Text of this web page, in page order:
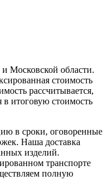
Московской области.
стоимость
рассчитывается,
в итоговую стоимость
в сроки, оговоренные
Наша доставка
изделий.
транспорте
полную